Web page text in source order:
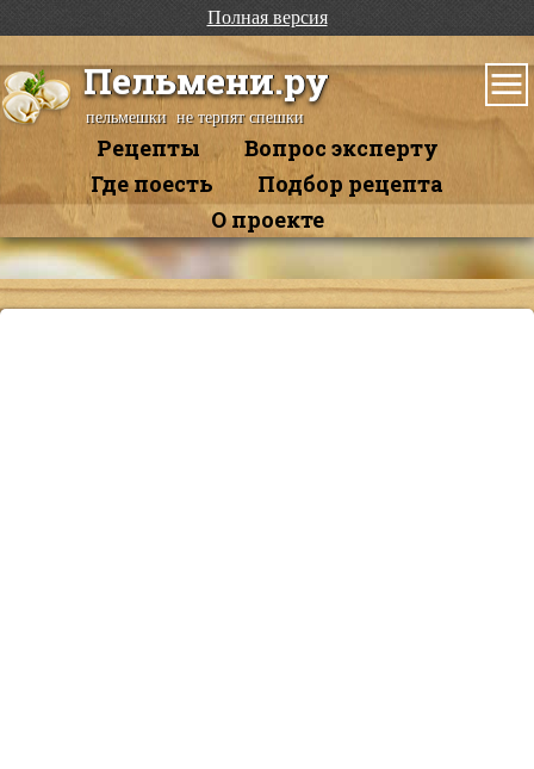
Полная версия
Пельмени.ру
пельмешки не терпят спешки
Рецепты
Вопрос эксперту
Где поесть
Подбор рецепта
О проекте